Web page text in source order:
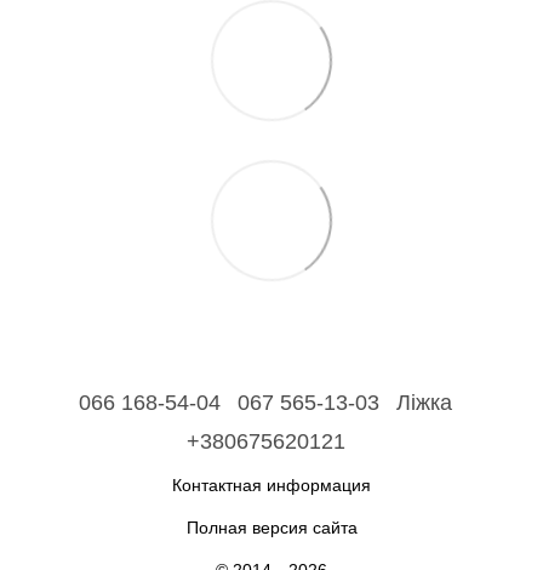
066 168-54-04 067 565-13-03
Ліжка
+380675620121
Контактная информация
Полная версия сайта